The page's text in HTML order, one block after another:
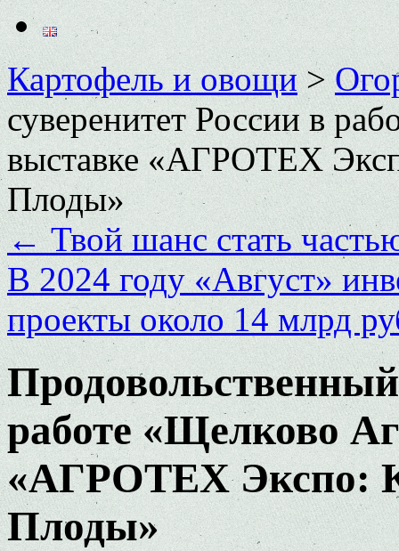
Картофель и овощи>
суверенитет России в
выставке «АГРОТЕХ
Плоды»
←Твой шанс стать
В 2024 году «Август»
проекты около 14 млрд
работе «Щелково
«АГРОТЕХ Экспо:
Плоды»